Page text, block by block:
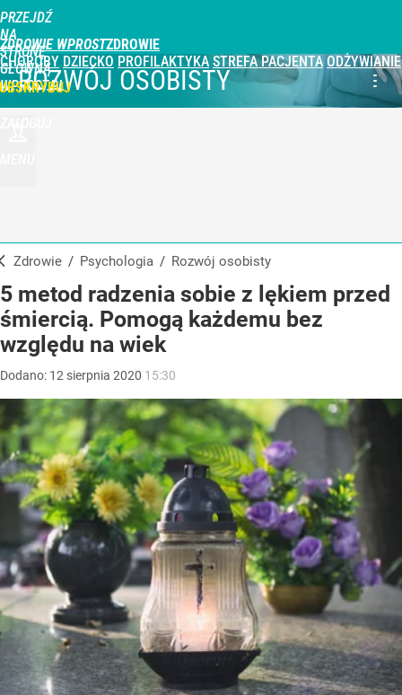
PRZEJDŹ
NA
STRONĘ
GŁÓWNĄ
WPROST.PL
ZDROWIE WPROST
CHOROBY DZIECKO PROFILAKTYKA STREFA PACJENTA ODŻYWIANIE
ROZWÓJ OSOBISTY
Zdrowie / Psychologia / Rozwój osobisty
5 metod radzenia sobie z lękiem przed
śmiercią. Pomogą każdemu bez
względu na wiek
Dodano: 12 sierpnia 2020 15:30